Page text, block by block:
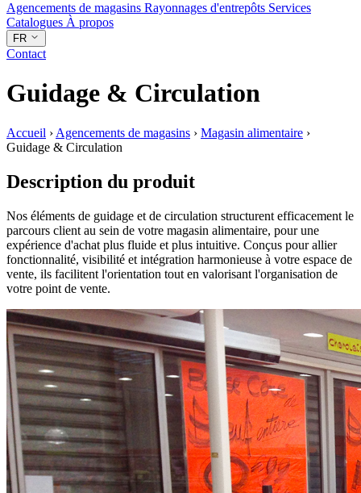
Agencements de magasins Rayonnages d'entrepôts Services
Catalogues À propos
FR
Contact
Guidage & Circulation
Accueil › Agencements de magasins › Magasin alimentaire ›
Guidage & Circulation
Description du produit
Nos éléments de guidage et de circulation structurent efficacement le
parcours client au sein de votre magasin alimentaire, pour une
expérience d'achat plus fluide et plus intuitive. Conçus pour allier
fonctionnalité, visibilité et intégration harmonieuse à votre espace de
vente, ils facilitent l'orientation tout en valorisant l'organisation de
votre point de vente.